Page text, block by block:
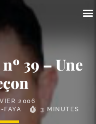
39 – Une
2006
FAYA
3 MINUTES